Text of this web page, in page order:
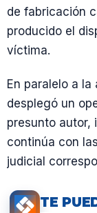
de fabricación
producido el
víctima.
En paralelo a
desplegó un
presunto autor,
continúa con
judicial
TE